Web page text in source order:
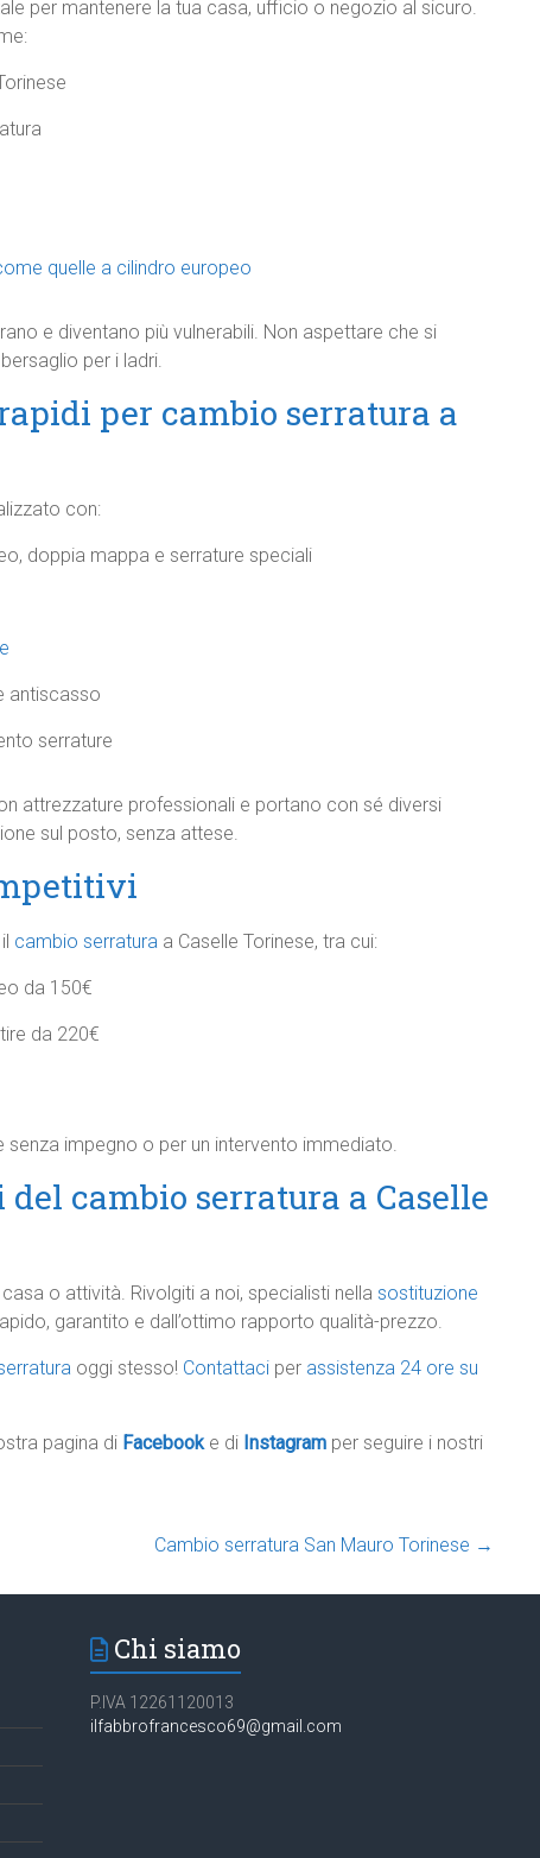
per mantenere la tua casa, ufficio o negozio al sicuro.
quelle a cilindro europeo
e diventano più vulnerabili. Non aspettare che si
per i ladri.
per cambio serratura a
con:
doppia mappa e serrature speciali
antiscasso
serrature
attrezzature professionali e portano con sé diversi
sul posto, senza attese.
cambio serratura a Caselle Torinese, tra cui:
da 150€
da 220€
senza impegno o per un intervento immediato.
cambio serratura a Caselle
o attività. Rivolgiti a noi, specialisti nella sostituzione
garantito e dall’ottimo rapporto qualità-prezzo.
oggi stesso! Contattaci per assistenza 24 ore su
pagina di Facebook e di Instagram per seguire i nostri
Cambio serratura San Mauro Torinese →
Chi siamo
P.IVA 12261120013
ilfabbrofrancesco69@gmail.com